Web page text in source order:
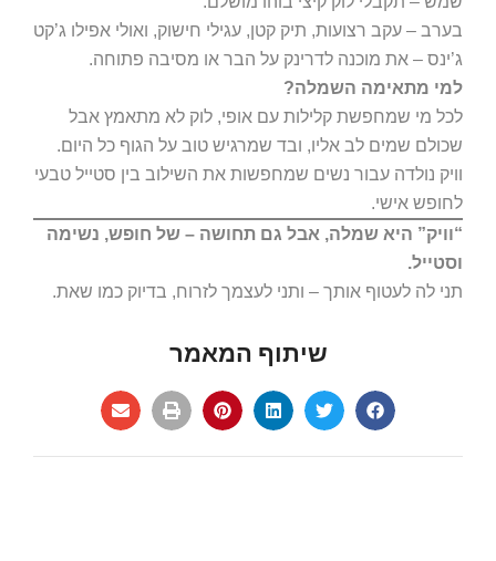
בערב – עקב רצועות, תיק קטן, עגילי חישוק, ואולי אפילו ג’קט
ג’ינס – את מוכנה לדרינק על הבר או מסיבה פתוחה.
למי מתאימה השמלה?
לכל מי שמחפשת קלילות עם אופי, לוק לא מתאמץ אבל
שכולם שמים לב אליו, ובד שמרגיש טוב על הגוף כל היום.
וויק נולדה עבור נשים שמחפשות את השילוב בין סטייל טבעי
לחופש אישי.
“וויק” היא שמלה, אבל גם תחושה – של חופש, נשימה
וסטייל.
תני לה לעטוף אותך – ותני לעצמך לזרוח, בדיוק כמו שאת.
שיתוף המאמר